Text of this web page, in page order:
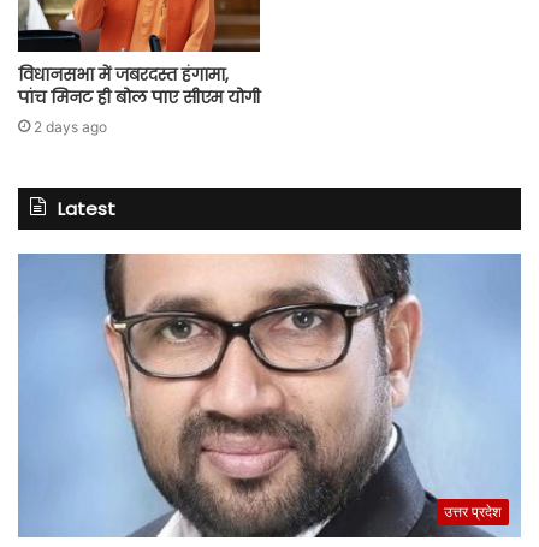
विधानसभा में जबरदस्त हंगामा,
पांच मिनट ही बोल पाए सीएम योगी
2 days ago
Latest
उत्तर प्रदेश